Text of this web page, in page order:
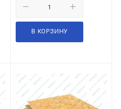
В КОРЗИНУ